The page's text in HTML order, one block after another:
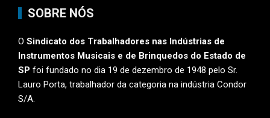
SOBRE NÓS
O Sindicato dos Trabalhadores nas Indústrias de
Instrumentos Musicais e de Brinquedos do Estado de
SP foi fundado no dia 19 de dezembro de 1948 pelo Sr.
Lauro Porta, trabalhador da categoria na indústria Condor
S/A.